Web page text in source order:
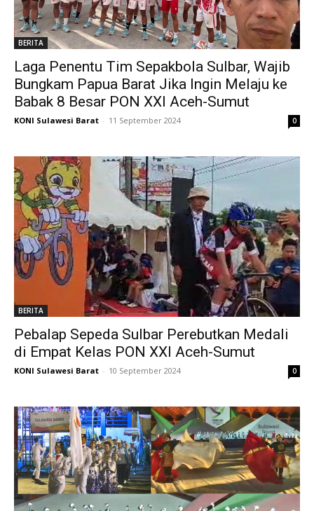
BERITA
Laga Penentu Tim Sepakbola Sulbar, Wajib
Bungkam Papua Barat Jika Ingin Melaju ke
Babak 8 Besar PON XXI Aceh-Sumut
KONI Sulawesi Barat - 11 September 2024 0
BERITA
Pebalap Sepeda Sulbar Perebutkan Medali
di Empat Kelas PON XXI Aceh-Sumut
KONI Sulawesi Barat - 10 September 2024 0